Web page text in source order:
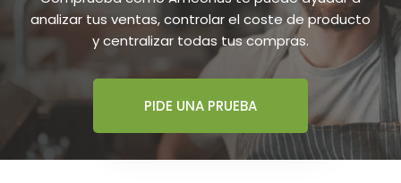
analizar tus ventas, controlar el coste de producto
y centralizar todas tus compras.
PIDE UNA PRUEBA